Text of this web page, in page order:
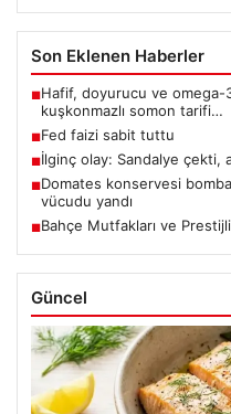
Son Eklenen Haberler
■Hafif, doyurucu ve omega-
kuşkonmazlı somon tarifi…
■Fed faizi sabit tuttu
■İlginç olay: Sandalye çekti,
■Domates konservesi
vücudu yandı
■Bahçe Mutfakları ve
Güncel